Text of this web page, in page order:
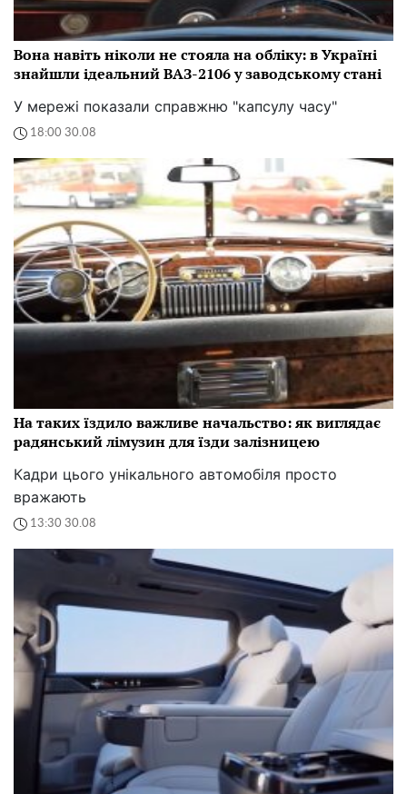
Вона навіть ніколи не стояла на обліку: в Україні
знайшли ідеальний ВАЗ-2106 у заводському стані
У мережі показали справжню "капсулу часу"
18:00 30.08
На таких їздило важливе начальство: як виглядає
радянський лімузин для їзди залізницею
Кадри цього унікального автомобіля просто
вражають
13:30 30.08